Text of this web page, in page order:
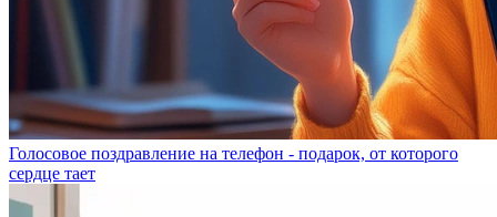
Голосовое поздравление на телефон - подарок, от которого
сердце тает